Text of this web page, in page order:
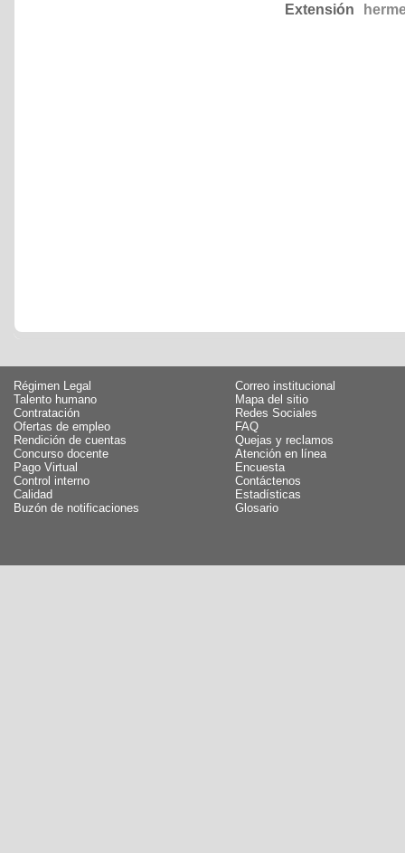
Extensión
Régimen Legal
Talento humano
Contratación
Ofertas de empleo
Rendición de cuentas
Concurso docente
Pago Virtual
Control interno
Calidad
Buzón de notificaciones
Correo institucional
Mapa del sitio
Redes Sociales
FAQ
Quejas y reclamos
Atención en línea
Encuesta
Contáctenos
Estadísticas
Glosario